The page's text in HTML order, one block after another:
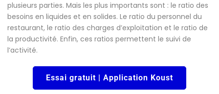
plusieurs parties. Mais les plus importants sont : le ratio des
besoins en liquides et en solides. Le ratio du personnel du
restaurant, le ratio des charges d’exploitation et le ratio de
la productivité. Enfin, ces ratios permettent le suivi de
l’activité.
Essai gratuit | Application Koust